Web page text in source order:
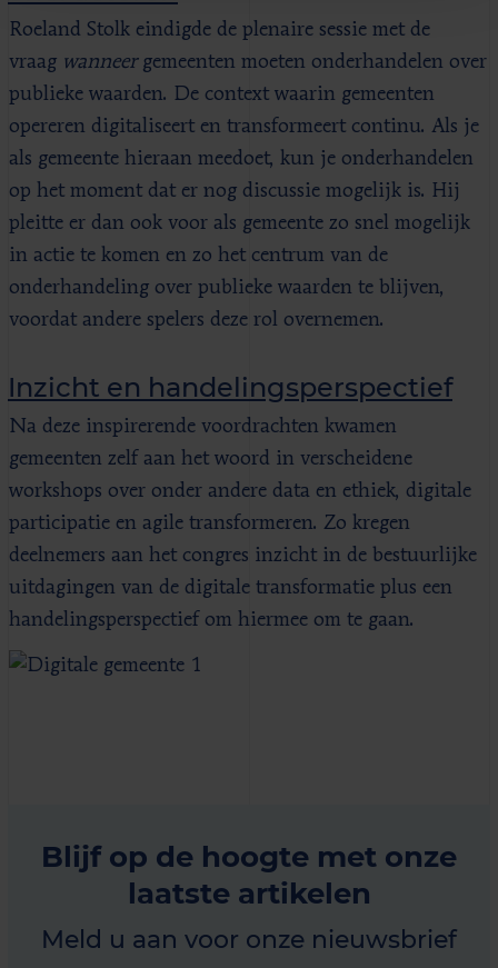
Roeland Stolk eindigde de plenaire sessie met de
vraag wanneergemeenten moeten onderhandelen over
publieke waarden. De context waarin gemeenten
opereren digitaliseert en transformeert continu. Als je
als gemeente hieraan meedoet, kun je onderhandelen
op het moment dat er nog discussie mogelijk is. Hij
pleitte er dan ook voor als gemeente zo snel mogelijk
in actie te komen en zo het centrum van de
onderhandeling over publieke waarden te blijven,
voordat andere spelers deze rol overnemen.
Inzicht en handelingsperspectief
Na deze inspirerende voordrachten kwamen
gemeenten zelf aan het woord in verscheidene
workshops over onder andere data en ethiek, digitale
participatie en agile transformeren. Zo kregen
deelnemers aan het congres inzicht in de bestuurlijke
uitdagingen van de digitale transformatie plus een
handelingsperspectief om hiermee om te gaan.
Blijf op de hoogte met onze
laatste artikelen
Meld u aan voor onze nieuwsbrief